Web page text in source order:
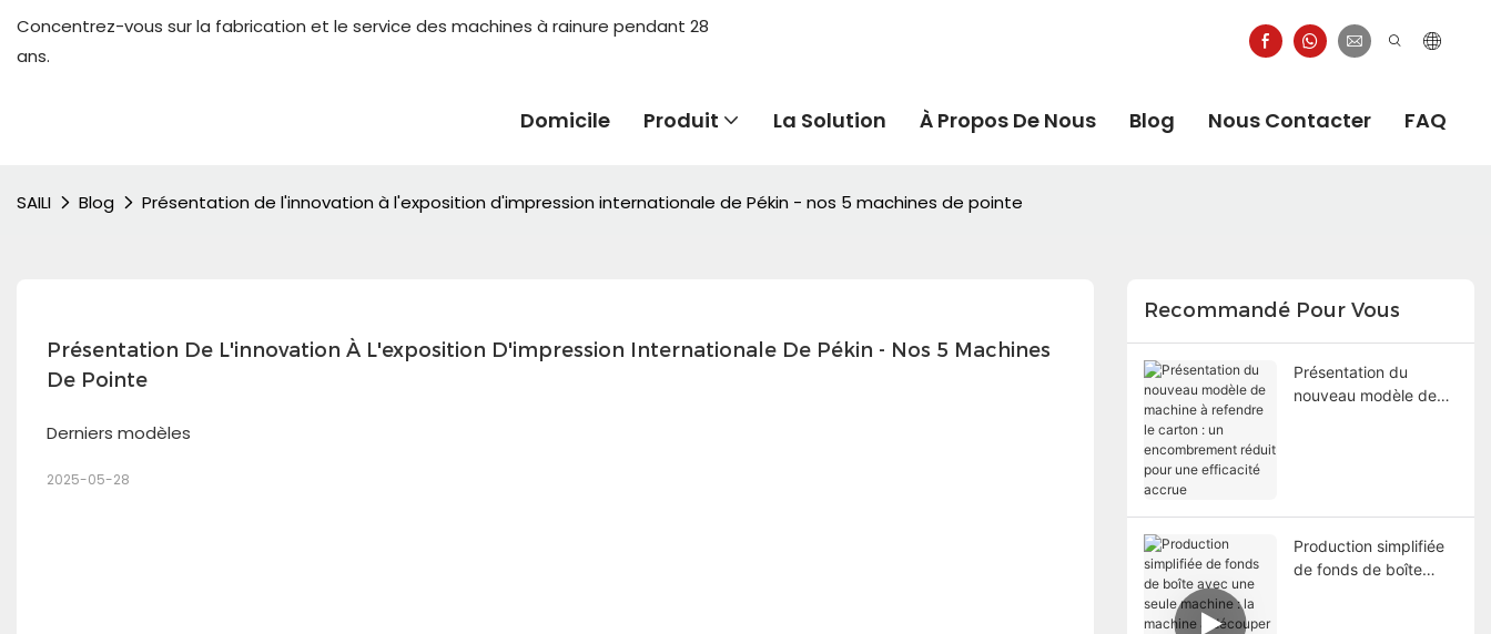
Concentrez-vous sur la fabrication et le service des machines à rainure pendant 28
ans.
Domicile Produit La Solution À Propos De Nous Blog Nous Contacter FAQ
SAILI Blog Présentation de l'innovation à l'exposition d'impression internationale de Pékin - nos 5 machines de pointe
Présentation De L'innovation À L'exposition D'impression Internationale De Pékin - Nos 5 Machines
De Pointe
Derniers modèles
2025-05-28
Recommandé Pour Vous
Présentation du
nouveau modèle de
Production simplifiée
de fonds de boîte